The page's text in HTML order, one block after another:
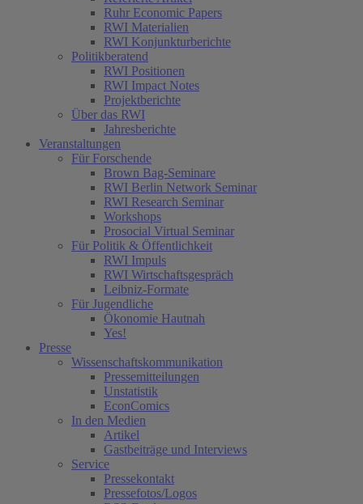
Ruhr Economic Papers
RWI Materialien
RWI Konjunkturberichte
Politikberatend
RWI Positionen
RWI Impact Notes
Projektberichte
Über das RWI
Jahresberichte
Veranstaltungen
Für Forschende
Brown Bag-Seminare
RWI Berlin Network Seminar
RWI Research Seminar
Workshops
Prosocial Virtual Seminar
Für Politik & Öffentlichkeit
RWI Impuls
RWI Wirtschaftsgespräch
Leibniz-Formate
Für Jugendliche
Ökonomie Hautnah
Yes!
Presse
Wissenschaftskommunikation
Pressemitteilungen
Unstatistik
EconComics
In den Medien
Artikel
Gastbeiträge und Interviews
Service
Pressekontakt
Pressefotos/Logos